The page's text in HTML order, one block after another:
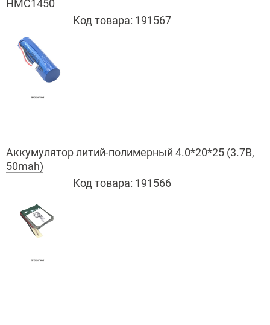
HMC1450
Код товара: 191567
Аккумулятор литий-полимерный 4.0*20*25 (3.7В,
50mah)
Код товара: 191566